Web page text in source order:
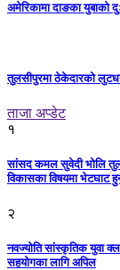
अमेरिकामा दाङका युबाको
तुलसीपुरमा ठेकेदारको
ताजा अप्डेट
१
सांसद कमल सुवेदी भोलि
विकासका विषयमा भेटघाट
२
नवज्योति सांस्कृतिक युवा
सहयोगका लागि अपिल